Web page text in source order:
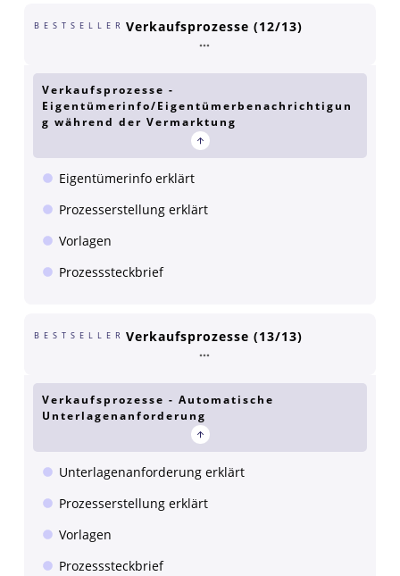
BESTSELLER Verkaufsprozesse (12/13)
Verkaufsprozesse -
Eigentümerinfo/Eigentümerbenachrichtigun
g während der Vermarktung
Eigentümerinfo erklärt
Prozesserstellung erklärt
Vorlagen
Prozesssteckbrief
BESTSELLER Verkaufsprozesse (13/13)
Verkaufsprozesse - Automatische
Unterlagenanforderung
Unterlagenanforderung erklärt
Prozesserstellung erklärt
Vorlagen
Prozesssteckbrief